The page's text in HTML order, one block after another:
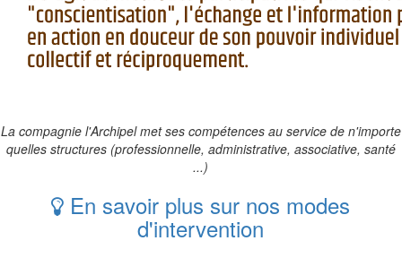
La compagnie l'Archipel met ses compétences au service de n'importe
quelles structures (professionnelle, administrative, associative, santé
...)
En savoir plus sur nos modes
d'intervention